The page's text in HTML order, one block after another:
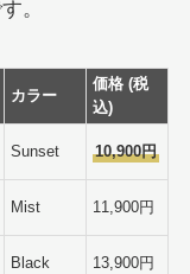
。
カラー
価格 (税
込)
Sunset 10,900円
Mist 11,900円
Black 13,900円